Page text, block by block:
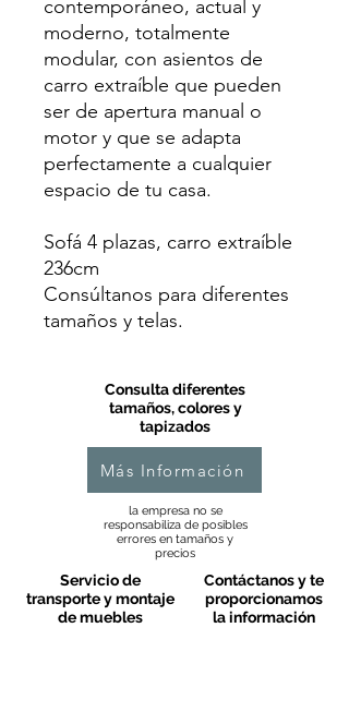
contemporáneo, actual y
moderno, totalmente
modular, con asientos de
carro extraíble que pueden
ser de apertura manual o
motor y que se adapta
perfectamente a cualquier
espacio de tu casa.
Sofá 4 plazas, carro extraíble
236cm
Consúltanos para diferentes
tamaños y telas.
Consulta diferentes
tamaños, colores y
tapizados
Más Información
la empresa no se
responsabiliza de posibles
errores en tamaños y
precios
Servicio de
transporte y montaje
de muebles
Contáctanos y te
proporcionamos
la información